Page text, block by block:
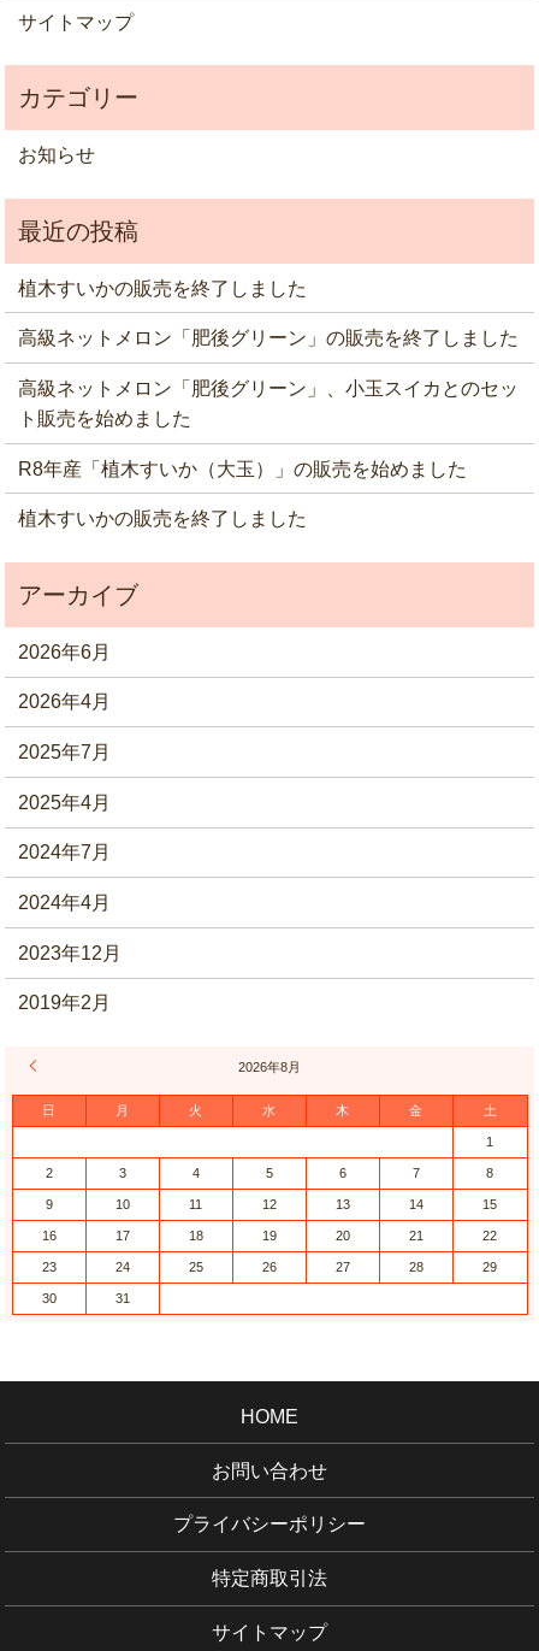
サイトマップ
お知らせ
植木すいかの販売を終了しました
高級ネットメロン「肥後グリーン」の販売を終了しました
高級ネットメロン「肥後グリーン」、小玉スイカとのセッ
ト販売を始めました
R8年産「植木すいか（大玉）」の販売を始めました
植木すいかの販売を終了しました
2026年6月
2026年4月
2025年7月
2025年4月
2024年7月
2024年4月
2023年12月
2019年2月
2026年8月
日 月 火 水 木 金 土
1
2 3 4 5 6 7 8
9 10 11 12 13 14 15
16 17 18 19 20 21 22
23 24 25 26 27 28 29
30 31
HOME
お問い合わせ
プライバシーポリシー
特定商取引法
サイトマップ